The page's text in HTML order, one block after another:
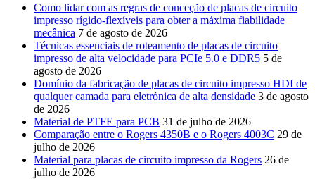
Como lidar com as regras de conceção de placas de circuito
impresso rígido-flexíveis para obter a máxima fiabilidade
mecânica 7 de agosto de 2026
Técnicas essenciais de roteamento de placas de circuito
impresso de alta velocidade para PCIe 5.0 e DDR5 5 de
agosto de 2026
Domínio da fabricação de placas de circuito impresso HDI de
qualquer camada para eletrónica de alta densidade 3 de agosto
de 2026
Material de PTFE para PCB 31 de julho de 2026
Comparação entre o Rogers 4350B e o Rogers 4003C 29 de
julho de 2026
Material para placas de circuito impresso da Rogers 26 de
julho de 2026